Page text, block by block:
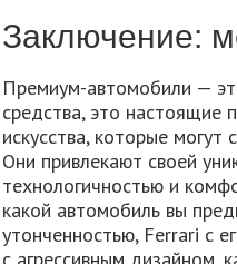
Заключение:
Премиум-автомобили —
средства, это настоящие
искусства, которые
Они привлекают своей
технологичностью и
какой автомобиль вы
утонченностью, Ferrari с